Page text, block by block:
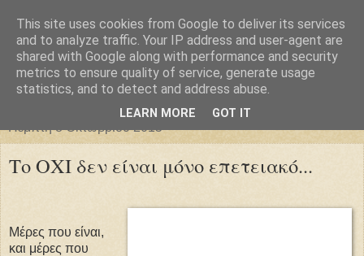
Φιλαρέτη
"ἄγει πρός φῶς τήν ἀλήθειαν χρόνος" -- Μένανδρος
Πέμπτη 8 Οκτωβρίου 2015
Το ΟΧΙ δεν είναι μόνο επετειακό...
Μέρες που είναι,
και μέρες που
This site uses cookies from Google to deliver its services
and to analyze traffic. Your IP address and user-agent are
shared with Google along with performance and security
metrics to ensure quality of service, generate usage
statistics, and to detect and address abuse.
LEARN MORE GOT IT